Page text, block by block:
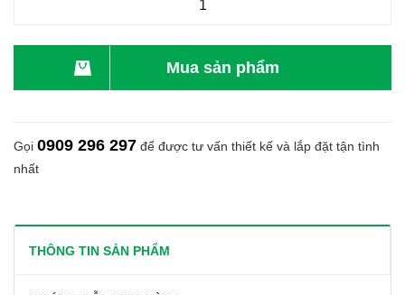
Mua sản phẩm
Gọi 0909 296 297 để được tư vấn thiết kế và lắp đặt tận tình
nhất
THÔNG TIN SẢN PHẨM